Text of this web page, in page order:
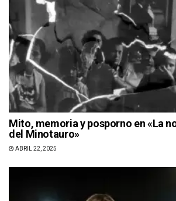
Mito, memoria y posporno en «La
del Minotauro»
ABRIL 22, 2025